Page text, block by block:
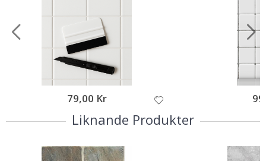
79,00 Kr
Liknande Produkter